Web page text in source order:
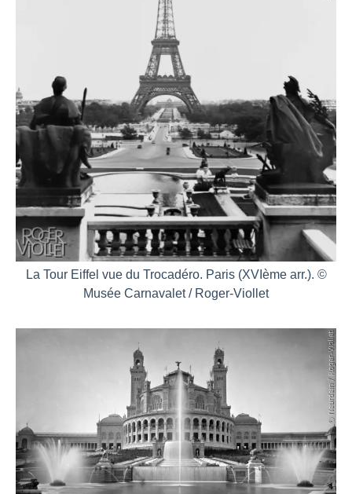
La Tour Eiffel vue du Trocadéro. Paris (XVIème arr.). ©
Musée Carnavalet / Roger-Viollet